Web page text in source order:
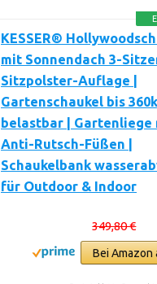
KESSER®
mit Sonnendach 3-
Sitzpolster-Auflage |
Gartenschaukel bis
belastbar | Gartenliege
Anti-Rutsch-Füßen |
Schaukelbank
für Outdoor & Indoor
349,80 €
Bei Amazon